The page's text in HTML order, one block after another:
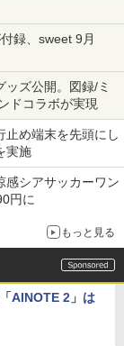
録、sweet 9月
ズ公開。図録/ミ
ドコラボが実現
止め端末を先頭にし
実施
感シアサッカーワン
円に
もっと見る
AINOTE 2」は